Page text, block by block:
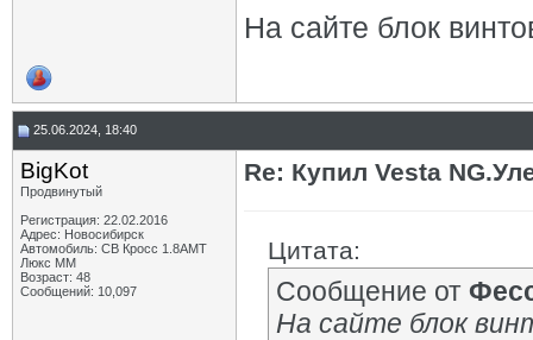
На сайте блок
25.06.2024, 18:40
BigKot
Продвинутый
Регистрация: 22.02.2016
Адрес: Новосибирск
Автомобиль: СВ Кросс 1.8АМТ
Люкс ММ
Возраст: 48
Сообщений: 10,097
Re: Купил Vesta
Цитата:
Сообщение от
На сайте блок